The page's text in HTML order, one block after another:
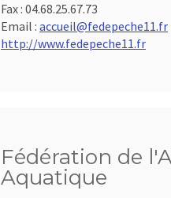
Fax : 04.68.25.67.73
Email : accueil@fedepeche11.fr
http://www.fedepeche11.fr
Fédération de
Aquatique